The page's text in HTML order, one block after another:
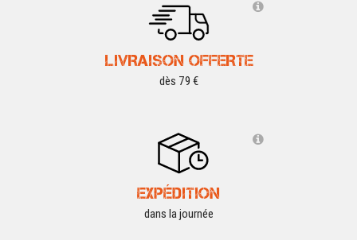
LIVRAISON OFFERTE
dès 79 €
EXPÉDITION
dans la journée